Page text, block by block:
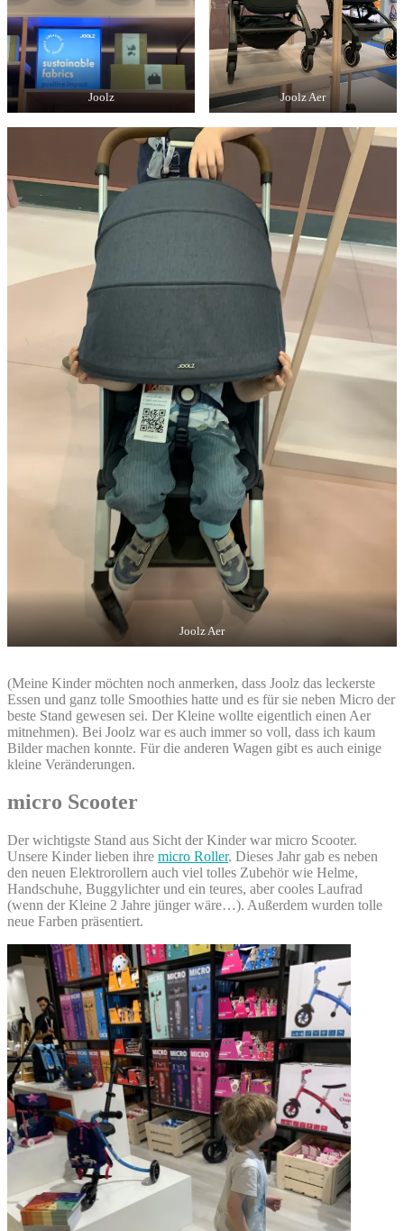
Joolz Joolz Aer
Joolz Aer
(Meine Kinder möchten noch anmerken, dass Joolz das leckerste
Essen und ganz tolle Smoothies hatte und es für sie neben Micro der
beste Stand gewesen sei. Der Kleine wollte eigentlich einen Aer
mitnehmen). Bei Joolz war es auch immer so voll, dass ich kaum
Bilder machen konnte. Für die anderen Wagen gibt es auch einige
kleine Veränderungen.
micro Scooter
Der wichtigste Stand aus Sicht der Kinder war micro Scooter.
Unsere Kinder lieben ihre micro Roller. Dieses Jahr gab es neben
den neuen Elektrorollern auch viel tolles Zubehör wie Helme,
Handschuhe, Buggylichter und ein teures, aber cooles Laufrad
(wenn der Kleine 2 Jahre jünger wäre…). Außerdem wurden tolle
neue Farben präsentiert.